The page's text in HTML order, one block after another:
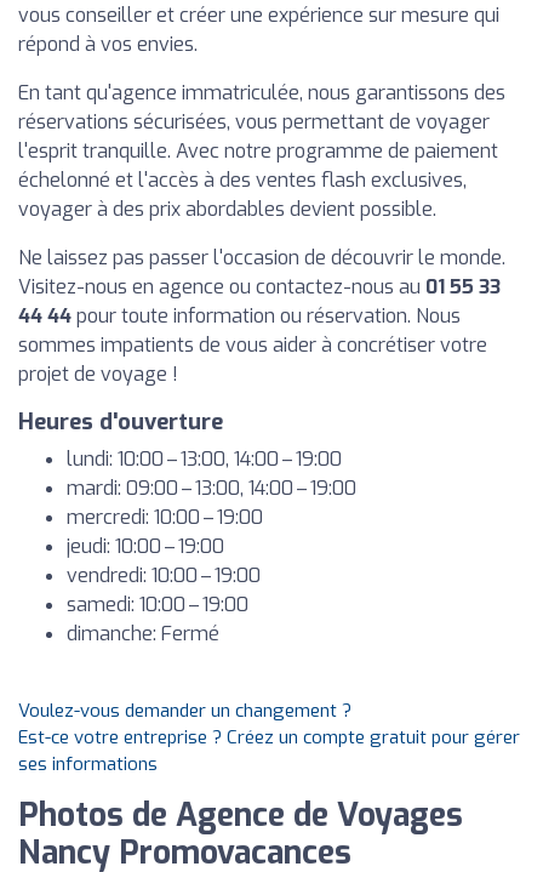
vous conseiller et créer une expérience sur mesure qui
répond à vos envies.
En tant qu'agence immatriculée, nous garantissons des
réservations sécurisées, vous permettant de voyager
l'esprit tranquille. Avec notre programme de paiement
échelonné et l'accès à des ventes flash exclusives,
voyager à des prix abordables devient possible.
Ne laissez pas passer l'occasion de découvrir le monde.
Visitez-nous en agence ou contactez-nous au 01 55 33
44 44pour toute information ou réservation. Nous
sommes impatients de vous aider à concrétiser votre
projet de voyage !
Heures d'ouverture
lundi: 10:00 – 13:00, 14:00 – 19:00
mardi: 09:00 – 13:00, 14:00 – 19:00
mercredi: 10:00 – 19:00
jeudi: 10:00 – 19:00
vendredi: 10:00 – 19:00
samedi: 10:00 – 19:00
dimanche: Fermé
Voulez-vous demander un changement ?
Est-ce votre entreprise ? Créez un compte gratuit pour gérer
ses informations
Photos de Agence de Voyages
Nancy Promovacances